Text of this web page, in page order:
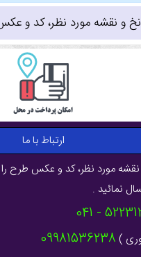
و نقشه مورد نظر، کد و
ارتباط با ما
مورد نظر، کد و عکس طرح را
نمائید .
)
09981536238